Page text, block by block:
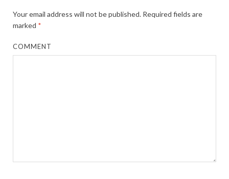
Your email address will not be published. Required fields are
marked *
COMMENT